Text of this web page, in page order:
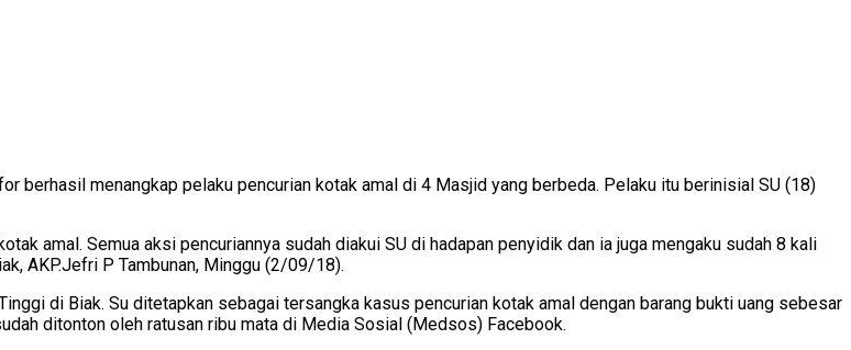
berhasil menangkap pelaku pencurian kotak amal di 4 Masjid yang berbeda. Pelaku itu berinisial SU (18)
amal. Semua aksi pencuriannya sudah diakui SU di hadapan penyidik dan ia juga mengaku sudah 8 kali
AKP.Jefri P Tambunan, Minggu (2/09/18).
di Biak. Su ditetapkan sebagai tersangka kasus pencurian kotak amal dengan barang bukti uang sebesar
ditonton oleh ratusan ribu mata di Media Sosial (Medsos) Facebook.